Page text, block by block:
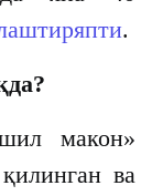
.
макон»
ва